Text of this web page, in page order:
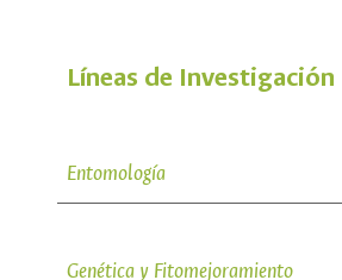
Líneas de Investigación
Entomología
Genética y Fitomejoramiento